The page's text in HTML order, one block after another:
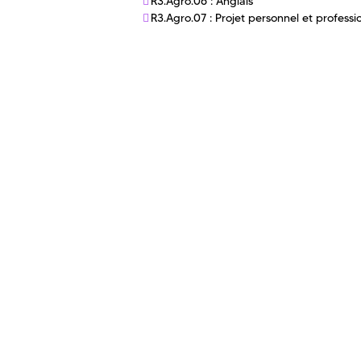
R3.Agro.07 : Projet personnel et